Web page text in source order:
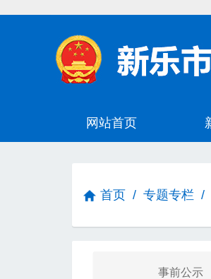
首页 / 专题专栏 /
事前公示